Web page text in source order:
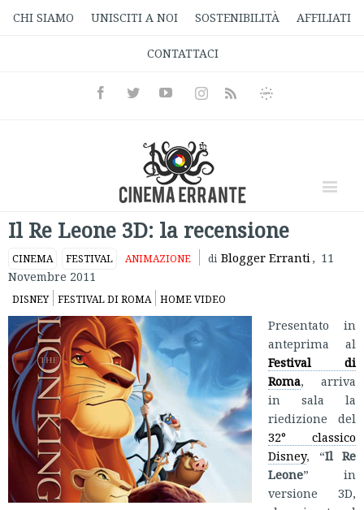
CHI SIAMO UNISCITI A NOI SOSTENIBILITÀ AFFILIATI
CONTATTACI
FacebookTwitterYoutubeInstagramRss
Informativa
Il Re Leone 3D: la recensione
CINEMA FESTIVAL ANIMAZIONE di Blogger Erranti, 11
Novembre 2011
DISNEY FESTIVAL DI ROMA HOME VIDEO
Presentato in
anteprima al
Festival di
Roma, arriva
in sala la
riedizione del
32° classico
Disney, “Il Re
Leone” in
versione 3D,